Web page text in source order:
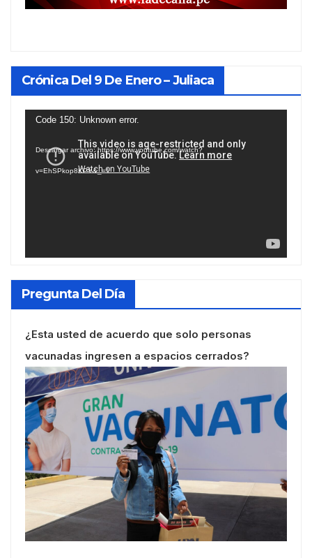
Crónica Del 9 De Enero – Juliaca
Reproductor
vídeo
Code 150: Unknown error.
Descargar archivo: https://www.youtube.com/watch?
v=EhSPkop8KPY&_=1
Pregunta Del Día
¿Esta usted de acuerdo que solo personas
vacunadas ingresen a espacios cerrados?